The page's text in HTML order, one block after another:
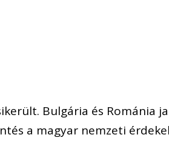
Bulgária és Románia
a magyar nemzeti